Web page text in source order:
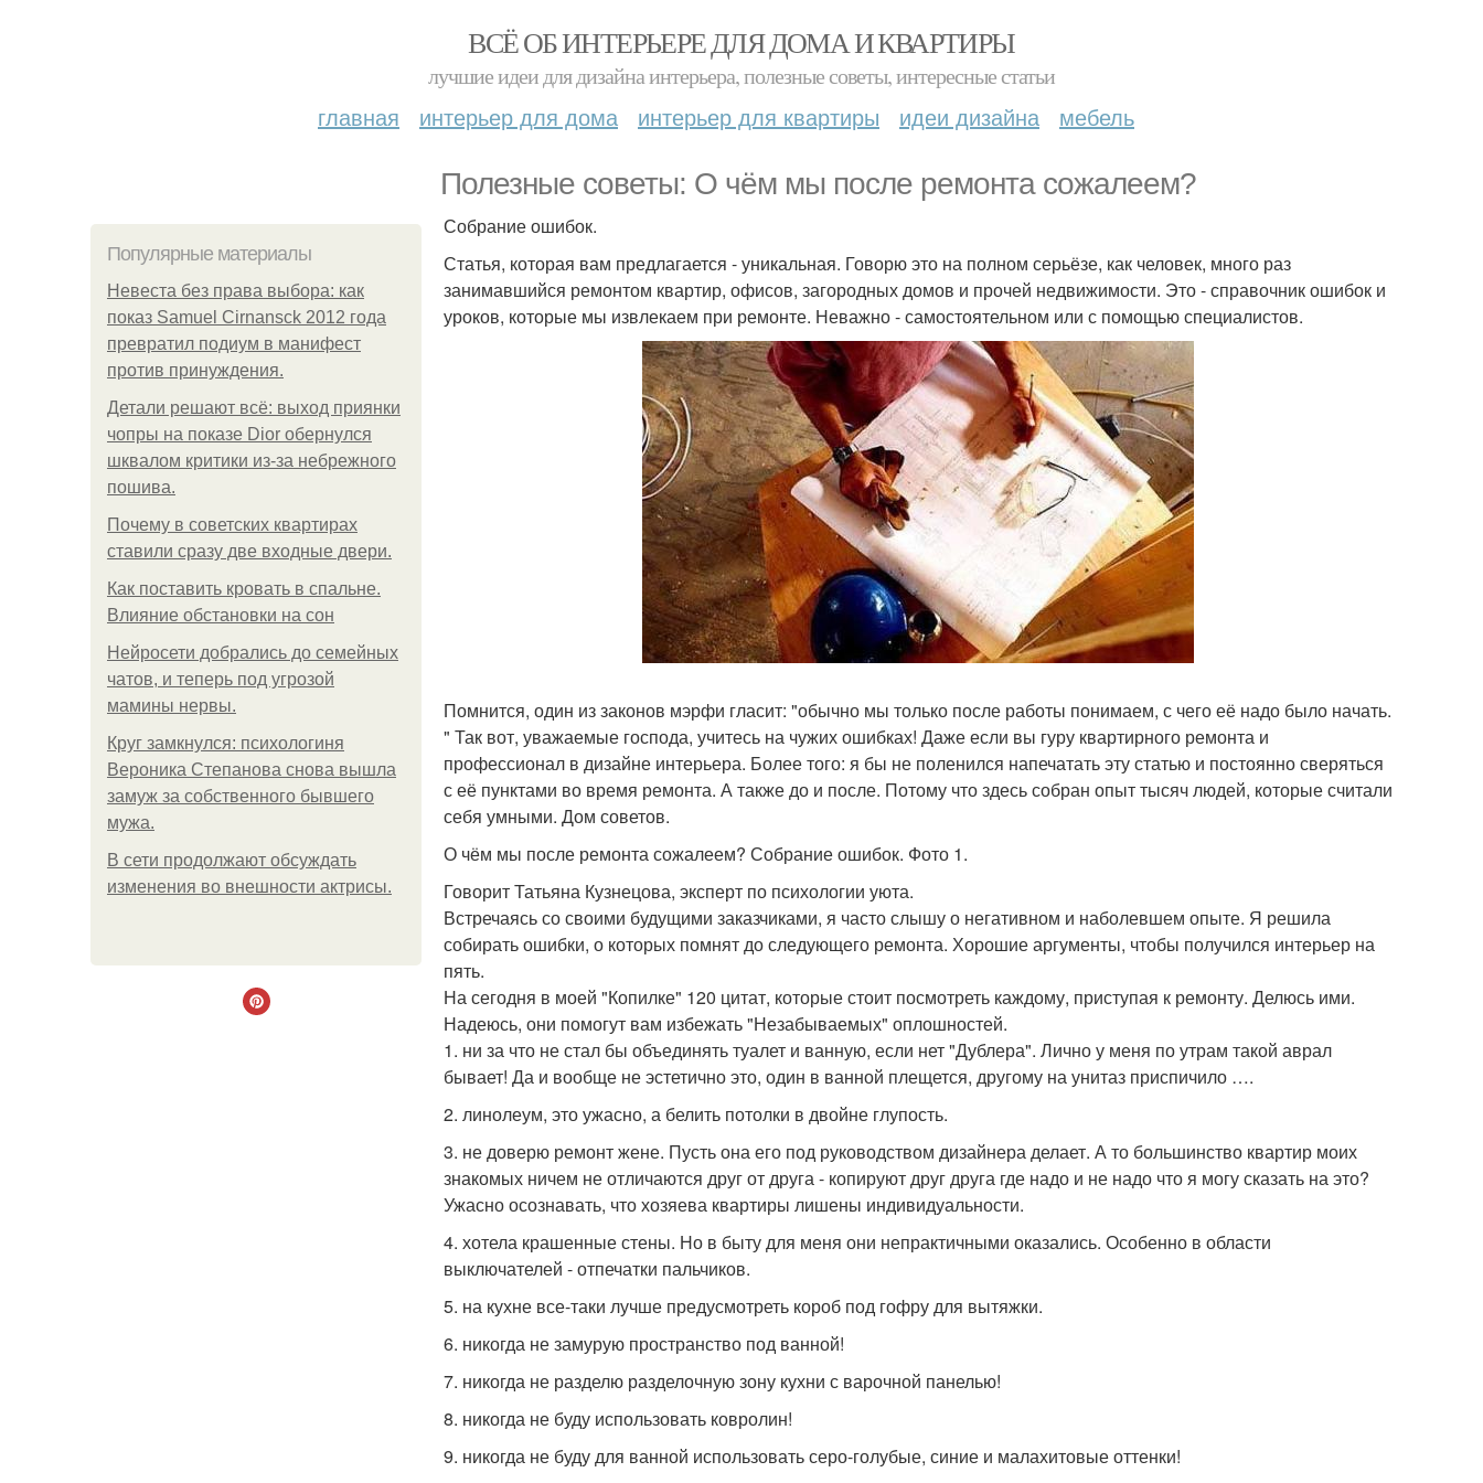
ВСЁ ОБ ИНТЕРЬЕРЕ ДЛЯ ДОМА И КВАРТИРЫ
лучшие идеи для дизайна интерьера, полезные советы, интересные статьи
главная интерьер для дома интерьер для квартиры идеи дизайна мебель
Полезные советы: О чём мы после ремонта сожалеем?
Популярные материалы
Невеста без права выбора: как
показ Samuel Cirnansck 2012 года
превратил подиум в манифест
против принуждения.
Детали решают всё: выход приянки
чопры на показе Dior обернулся
шквалом критики из-за небрежного
пошива.
Почему в советских квартирах
ставили сразу две входные двери.
Как поставить кровать в спальне.
Влияние обстановки на сон
Нейросети добрались до семейных
чатов, и теперь под угрозой
мамины нервы.
Круг замкнулся: психологиня
Вероника Степанова снова вышла
замуж за собственного бывшего
мужа.
В сети продолжают обсуждать
изменения во внешности актрисы.
Собрание ошибок.
Статья, которая вам предлагается - уникальная. Говорю это на полном серьёзе, как человек, много раз
занимавшийся ремонтом квартир, офисов, загородных домов и прочей недвижимости. Это - справочник ошибок и
уроков, которые мы извлекаем при ремонте. Неважно - самостоятельном или с помощью специалистов.
Помнится, один из законов мэрфи гласит: "обычно мы только после работы понимаем, с чего её надо было начать.
" Так вот, уважаемые господа, учитесь на чужих ошибках! Даже если вы гуру квартирного ремонта и
профессионал в дизайне интерьера. Более того: я бы не поленился напечатать эту статью и постоянно сверяться
с её пунктами во время ремонта. А также до и после. Потому что здесь собран опыт тысяч людей, которые считали
себя умными. Дом советов.
О чём мы после ремонта сожалеем? Собрание ошибок. Фото 1.
Говорит Татьяна Кузнецова, эксперт по психологии уюта.
Встречаясь со своими будущими заказчиками, я часто слышу о негативном и наболевшем опыте. Я решила
собирать ошибки, о которых помнят до следующего ремонта. Хорошие аргументы, чтобы получился интерьер на
пять.
На сегодня в моей "Копилке" 120 цитат, которые стоит посмотреть каждому, приступая к ремонту. Делюсь ими.
Надеюсь, они помогут вам избежать "Незабываемых" оплошностей.
1. ни за что не стал бы объединять туалет и ванную, если нет "Дублера". Лично у меня по утрам такой аврал
бывает! Да и вообще не эстетично это, один в ванной плещется, другому на унитаз приспичило ….
2. линолеум, это ужасно, а белить потолки в двойне глупость.
3. не доверю ремонт жене. Пусть она его под руководством дизайнера делает. А то большинство квартир моих
знакомых ничем не отличаются друг от друга - копируют друг друга где надо и не надо что я могу сказать на это?
Ужасно осознавать, что хозяева квартиры лишены индивидуальности.
4. хотела крашенные стены. Но в быту для меня они непрактичными оказались. Особенно в области
выключателей - отпечатки пальчиков.
5. на кухне все-таки лучше предусмотреть короб под гофру для вытяжки.
6. никогда не замурую пространство под ванной!
7. никогда не разделю разделочную зону кухни с варочной панелью!
8. никогда не буду использовать ковролин!
9. никогда не буду для ванной использовать серо-голубые, синие и малахитовые оттенки!